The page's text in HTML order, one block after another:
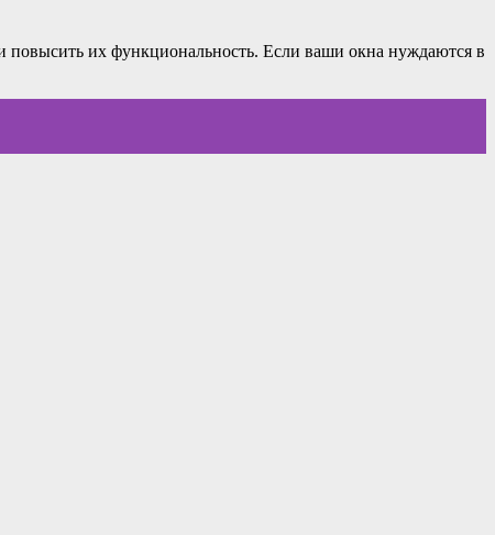
их функциональность. Если ваши окна нуждаются в